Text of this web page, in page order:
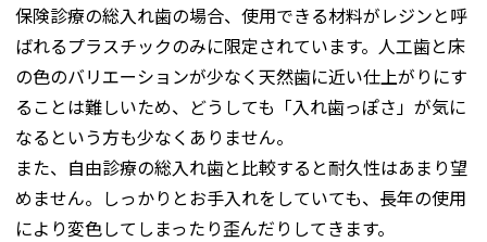
保険診療の総入れ歯の場合、使用できる材料がレジンと呼
ばれるプラスチックのみに限定されています。人工歯と床
の色のバリエーションが少なく天然歯に近い仕上がりにす
ることは難しいため、どうしても「入れ歯っぽさ」が気に
なるという方も少なくありません。
また、自由診療の総入れ歯と比較すると耐久性はあまり望
めません。しっかりとお手入れをしていても、長年の使用
により変色してしまったり歪んだりしてきます。